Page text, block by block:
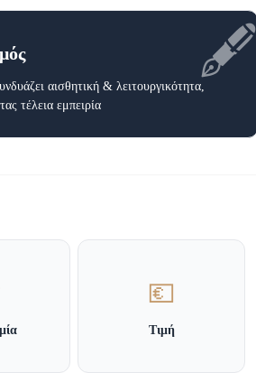
🖋️
αισθητική & λειτουργικότητα,
τέλεια εμπειρία
💶
Τιμή